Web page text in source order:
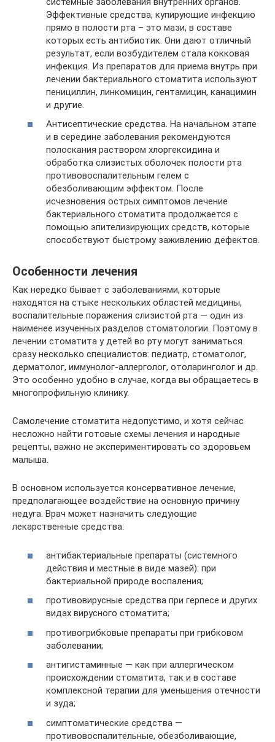
Эффективные средства, купирующие инфекцию
прямо в полости рта – это мази, в составе
которых есть антибиотик. Они дают отличный
результат, если возбудителем стала кокковая
инфекция. Из препаратов для приема внутрь при
лечении бактериального стоматита используют
пенициллин, линкомицин, гентамицин, канацимин
и другие.
Антисептические средства. На начальном этапе
и в середине заболевания рекомендуются
полоскания раствором хлоргексидина и
обработка слизистых оболочек полости рта
противовоспалительным гелем с
обезболивающим эффектом. После
исчезновения острых симптомов лечение
бактериального стоматита продолжается с
помощью эпителизирующих средств, которые
способствуют быстрому заживлению дефектов.
Особенности лечения
Как нередко бывает с заболеваниями, которые
находятся на стыке нескольких областей медицины,
воспалительные поражения слизистой рта — один из
наименее изученных разделов стоматологии. Поэтому в
лечении стоматита у детей во рту могут заниматься
сразу несколько специалистов: педиатр, стоматолог,
дерматолог, иммунолог-аллерголог, отоларинголог и др.
Это особенно удобно в случае, когда вы обращаетесь в
многопрофильную клинику.
Самолечение стоматита недопустимо, и хотя сейчас
несложно найти готовые схемы лечения и народные
рецепты, важно не экспериментировать со здоровьем
малыша.
В основном используется консервативное лечение,
предполагающее воздействие на основную причину
недуга. Врач может назначить следующие
лекарственные средства:
антибактериальные препараты (системного
действия и местные в виде мазей): при
бактериальной природе воспаления;
противовирусные средства при герпесе и других
видах вирусного стоматита;
противогрибковые препараты при грибковом
заболевании;
антигистаминные — как при аллергическом
происхождении стоматита, так и в составе
комплексной терапии для уменьшения отечности
и зуда;
симптоматические средства —
противовоспалительные, обезболивающие,